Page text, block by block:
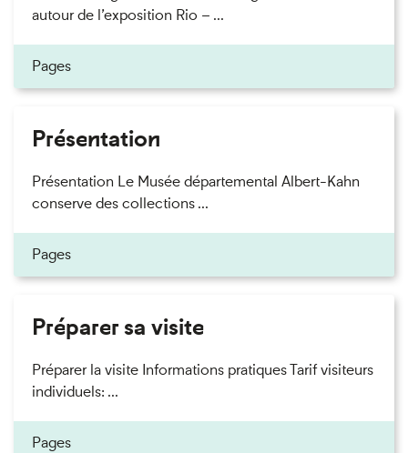
autour de l’exposition Rio – ...
Pages
Présentation
Présentation Le Musée départemental Albert-Kahn
conserve des collections ...
Pages
Préparer sa visite
Préparer la visite Informations pratiques Tarif visiteurs
individuels: ...
Pages